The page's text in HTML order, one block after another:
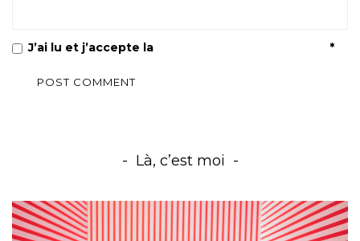
J’ai lu et j’accepte la *
Là, c’est moi